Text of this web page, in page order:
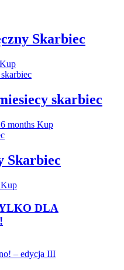
Skarbiec
Kup
skarbiec
months Kup
Skarbiec
Kup
DLA